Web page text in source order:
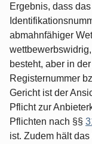
Ergebnis, dass
abmahnfähiger
besteht, aber in
Registernummer
Gericht ist der
Pflicht zur
Pflichten nach §§
ist. Zudem hält